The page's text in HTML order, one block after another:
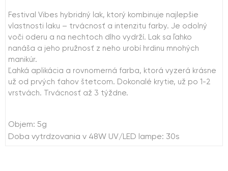
Festival Vibes hybridný lak, ktorý kombinuje najlepšie
vlastnosti laku – trvácnosť a intenzitu farby. Je odolný
voči oderu a na nechtoch dlho vydrží. Lak sa ľahko
nanáša a jeho pružnosť z neho urobí hrdinu mnohých
manikúr.
Ľahká aplikácia a rovnomerná farba, ktorá vyzerá krásne
už od prvých ťahov štetcom. Dokonalé krytie, už po 1-2
vrstvách. Trvácnosť až 3 týždne.
Objem: 5g
Doba vytrdzovania v 48W UV/LED lampe: 30s